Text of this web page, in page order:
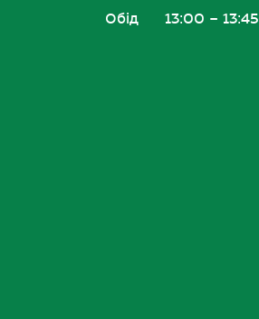
Обід 13:00 – 13:45